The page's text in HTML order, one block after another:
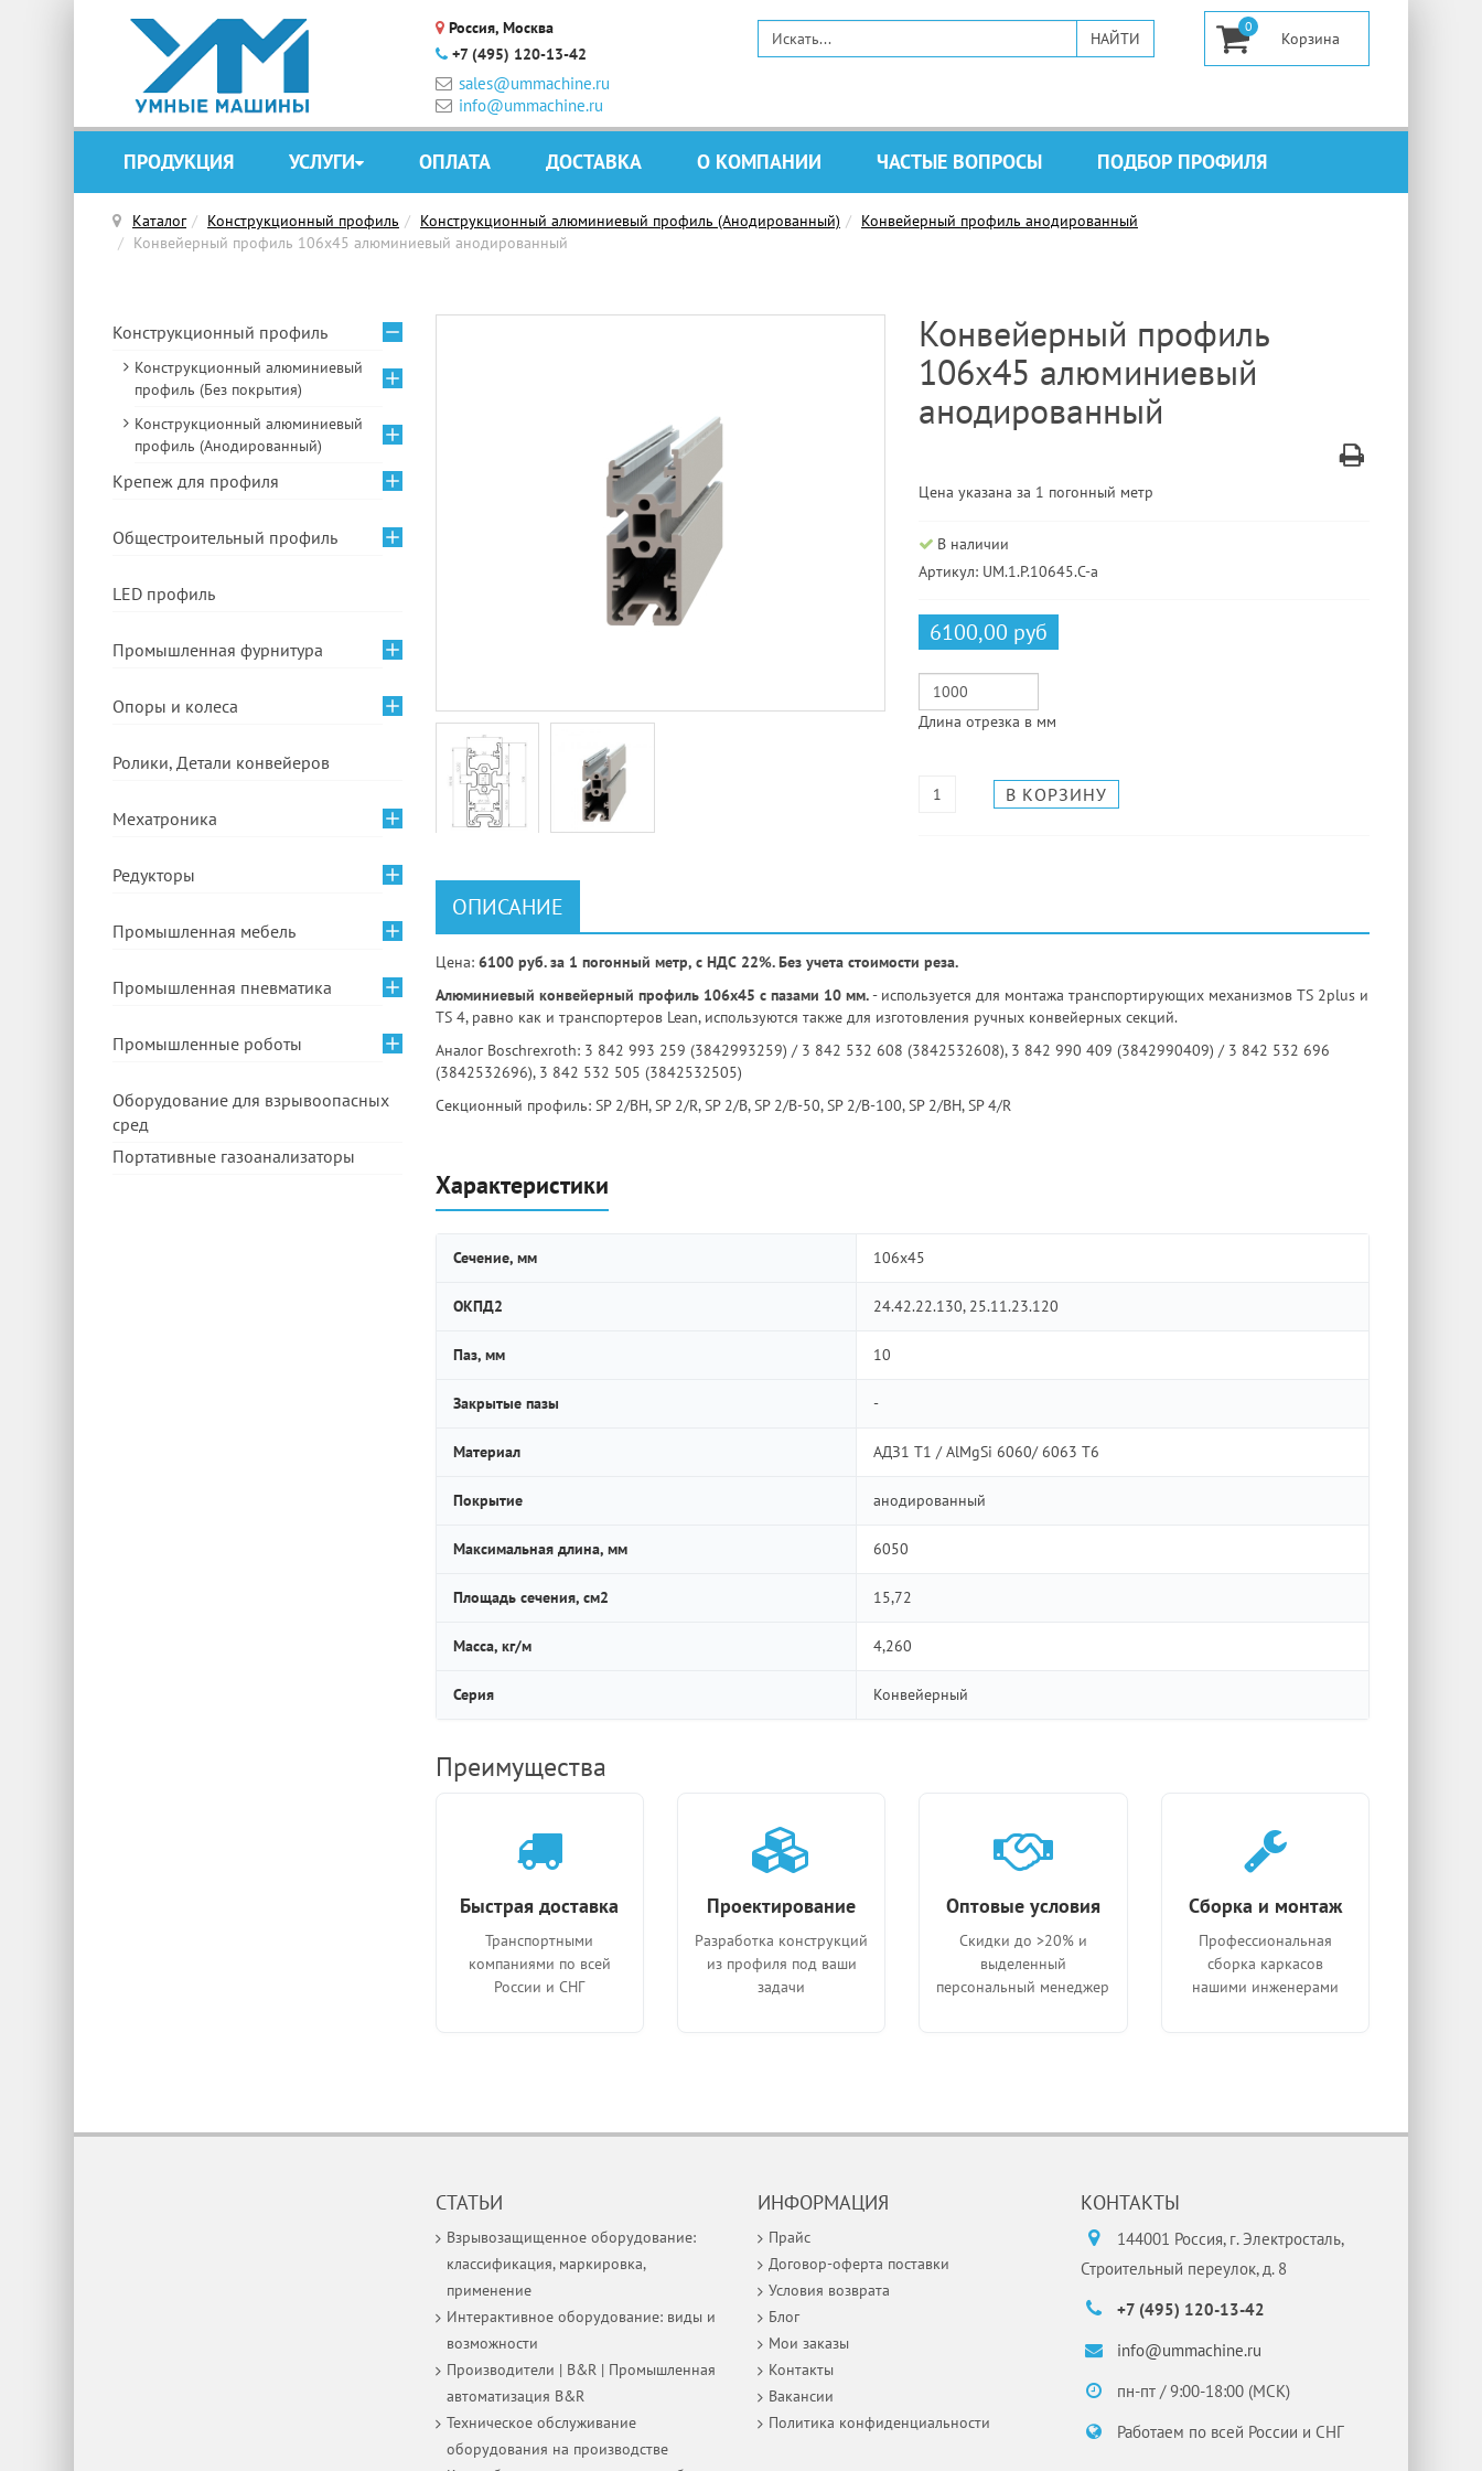
Россия, Москва
+7 (495) 120-13-42
sales@ummachine.ru
info@ummachine.ru
0
ПРОДУКЦИЯ УСЛУГИ ОПЛАТА ДОСТАВКА О КОМПАНИИ ЧАСТЫЕ ВОПРОСЫ ПОДБОР ПРОФИЛЯ
Каталог Конструкционный профиль Конструкционный алюминиевый профиль (Анодированный)
Конвейерный профиль анодированный
Конвейерный профиль 106х45 алюминиевый анодированный
Конвейерный профиль
106х45 алюминиевый
анодированный
Цена указана за 1 погонный метр
В наличии
Артикул: UM.1.P.10645.C-a
6100,00 руб
Длина отрезка в мм
ОПИСАНИЕ
Цена: 6100 руб. за 1 погонный метр, с НДС 22%. Без учета стоимости реза.
Алюминиевый конвейерный профиль 106х45 с пазами 10 мм.- используется для монтажа транспортирующих механизмов TS 2plus и
TS 4, равно как и транспортеров Lean, используются также для изготовления ручных конвейерных секций.
Аналог Boschrexroth: 3 842 993 259 (3842993259) / 3 842 532 608 (3842532608), 3 842 990 409 (3842990409) / 3 842 532 696
(3842532696), 3 842 532 505 (3842532505)
Секционный профиль: SP 2/BH, SP 2/R, SP 2/B, SP 2/B-50, SP 2/B-100, SP 2/BH, SP 4/R
Характеристики
Сечение, мм 106х45
ОКПД2 24.42.22.130, 25.11.23.120
Паз, мм 10
Закрытые пазы -
Материал АДЗ1 Т1 / AlMgSi 6060/ 6063 Т6
Покрытие анодированный
Максимальная длина, мм 6050
Площадь сечения, см2 15,72
Масса, кг/м 4,260
Серия Конвейерный
Преимущества
Быстрая доставка
Транспортными
компаниями по всей
России и СНГ
Проектирование
Разработка конструкций
из профиля под ваши
задачи
Оптовые условия
Скидки до >20% и
выделенный
персональный менеджер
Сборка и монтаж
Профессиональная
сборка каркасов
нашими инженерами
Конструкционный профиль
Конструкционный алюминиевый
профиль (Без покрытия)
Конструкционный алюминиевый
профиль (Анодированный)
Крепеж для профиля
Общестроительный профиль
LED профиль
Промышленная фурнитура
Опоры и колеса
Ролики, Детали конвейеров
Мехатроника
Редукторы
Промышленная мебель
Промышленная пневматика
Промышленные роботы
Оборудование для взрывоопасных
сред
Портативные газоанализаторы
СТАТЬИ
Взрывозащищенное оборудование:
классификация, маркировка,
применение
Интерактивное оборудование: виды и
возможности
Производители | B&R | Промышленная
автоматизация B&R
Техническое обслуживание
оборудования на производстве
ИНФОРМАЦИЯ
Прайс
Договор-оферта поставки
Условия возврата
Блог
Мои заказы
Контакты
Вакансии
Политика конфиденциальности
КОНТАКТЫ
144001 Россия, г. Электросталь,
Строительный переулок, д. 8
+7 (495) 120-13-42
info@ummachine.ru
пн-пт / 9:00-18:00 (МСК)
Работаем по всей России и СНГ